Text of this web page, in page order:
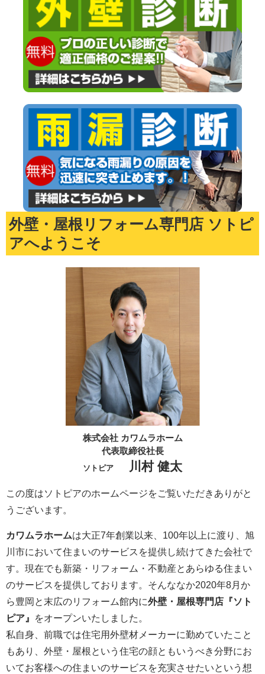
外壁・屋根リフォーム専門店 ソトピ
アへようこそ
株式会社 カワムラホーム
代表取締役社長
ソトピア 川村 健太
この度はソトピアのホームページをご覧いただきありがと
うございます。
カワムラホームは大正7年創業以来、100年以上に渡り、旭
川市において住まいのサービスを提供し続けてきた会社で
す。現在でも新築・リフォーム・不動産とあらゆる住まい
のサービスを提供しております。そんななか2020年8月か
ら豊岡と末広のリフォーム館内に外壁・屋根専門店『ソト
ピア』
をオープンいたしました。
私自身、前職では住宅用外壁材メーカーに勤めていたこと
もあり、外壁・屋根という住宅の顔ともいうべき分野にお
いてお客様への住まいのサービスを充実させたいという想